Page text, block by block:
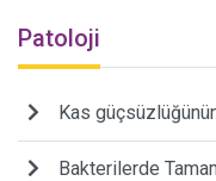
Patoloji
Kas
Bakterilerde